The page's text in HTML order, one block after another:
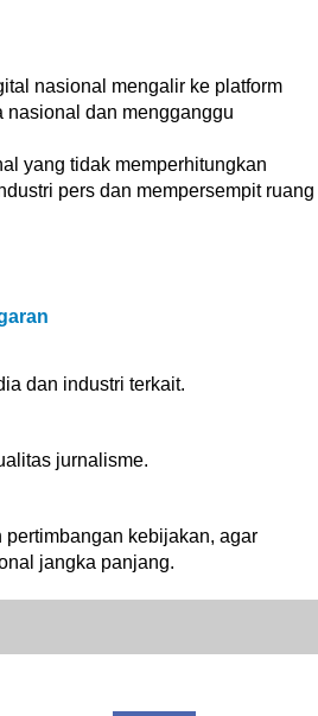
nasional mengalir ke platform
dan mengganggu
yang tidak memperhitungkan
pers dan mempersempit ruang
dan industri terkait.
jurnalisme.
kebijakan, agar
jangka panjang.